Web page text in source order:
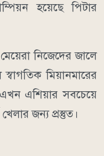
হয়েছে পিটার
নিজেদের জালে
মিয়ানমারের
এখন এশিয়ার সবচেয়ে
জন্য প্রস্তুত।